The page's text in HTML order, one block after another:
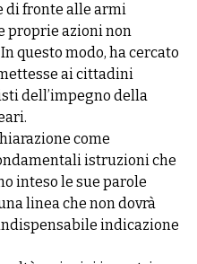
di fronte alle armi
proprie azioni non
questo modo, ha cercato
ai cittadini
dell’impegno della
come
istruzioni che
inteso le sue parole
linea che non dovrà
indicazione